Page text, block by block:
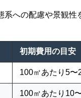
系への配慮や景観
初期費用の目安
100㎡あたり5〜
100㎡あたり10